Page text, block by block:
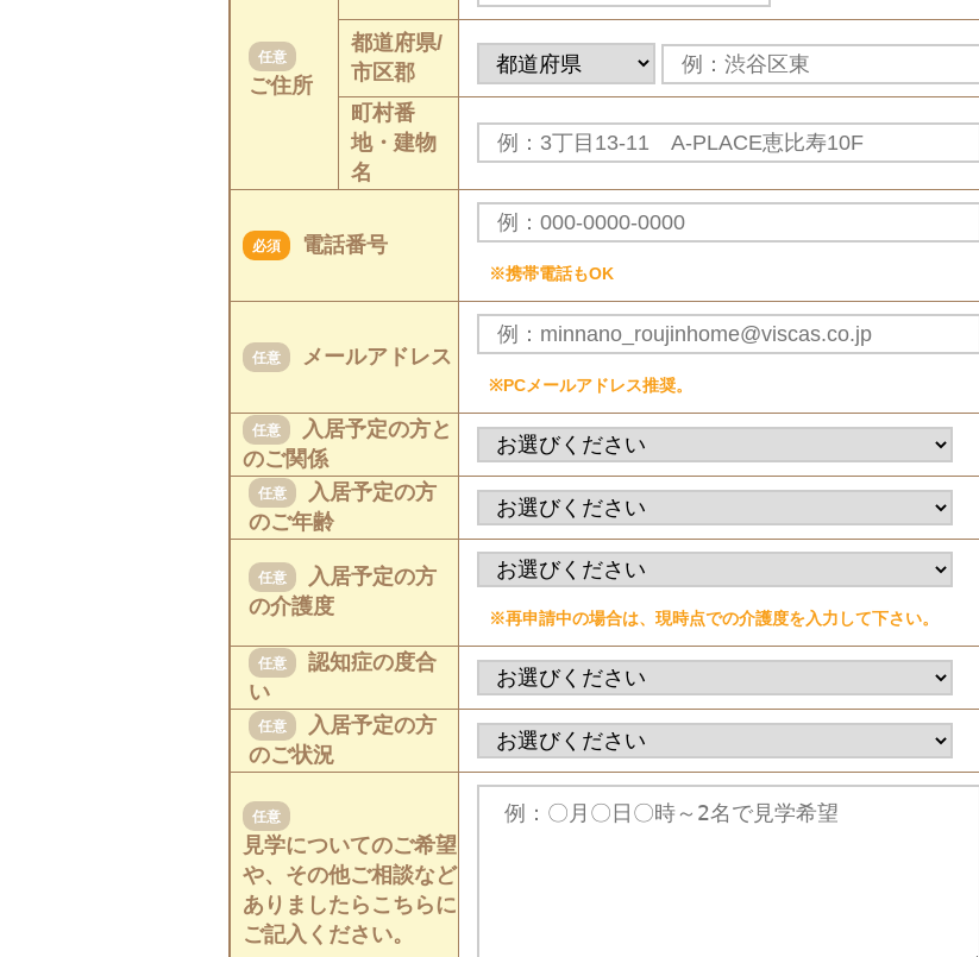
任意
ご住所
都道府県/
市区郡
町村番
地・建物
名
必須 電話番号
※携帯電話もOK
任意 メールアドレス
※PCメールアドレス推奨。
任意
入居予定の方と
のご関係
任意
入居予定の方
のご年齢
任意
入居予定の方
の介護度
※再申請中の場合は、現時点での介護度を入力して下さい。
任意
認知症の度合
い
任意
入居予定の方
のご状況
任意
見学についてのご希望
や、その他ご相談など
ありましたらこちらに
ご記入ください。